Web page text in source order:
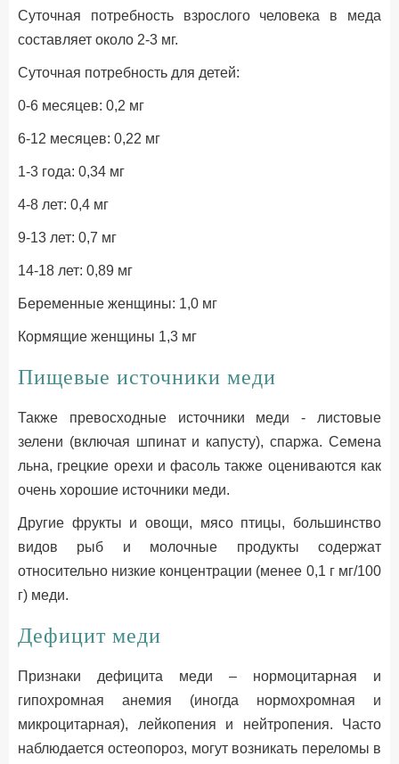
Суточная потребность взрослого человека в меда
составляет около 2-3 мг.
Суточная потребность для детей:
0-6 месяцев: 0,2 мг
6-12 месяцев: 0,22 мг
1-3 года: 0,34 мг
4-8 лет: 0,4 мг
9-13 лет: 0,7 мг
14-18 лет: 0,89 мг
Беременные женщины: 1,0 мг
Кормящие женщины 1,3 мг
Пищевые источники меди
Также превосходные источники меди - листовые
зелени (включая шпинат и капусту), спаржа. Семена
льна, грецкие орехи и фасоль также оцениваются как
очень хорошие источники меди.
Другие фрукты и овощи, мясо птицы, большинство
видов рыб и молочные продукты содержат
относительно низкие концентрации (менее 0,1 г мг/100
г) меди.
Дефицит меди
Признаки дефицита меди – нормоцитарная и
гипохромная анемия (иногда нормохромная и
микроцитарная), лейкопения и нейтропения. Часто
наблюдается остеопороз, могут возникать переломы в